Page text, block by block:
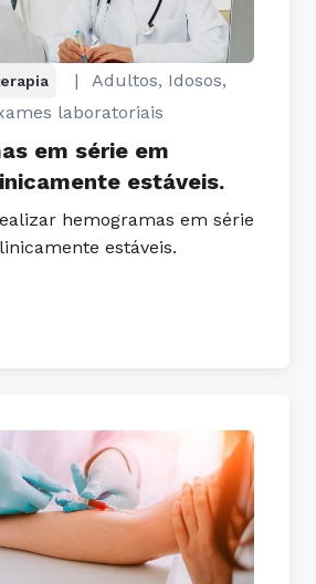
|
Adultos, Idosos,
laboratoriais
em série em
estáveis.
hemogramas em série
estáveis.